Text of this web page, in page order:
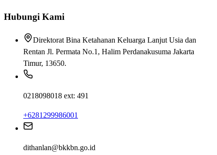
Hubungi Kami
Direktorat Bina Ketahanan Keluarga Lanjut Usia dan
Rentan Jl. Permata No.1, Halim Perdanakusuma Jakarta
Timur, 13650.
0218098018 ext: 491
+6281299986001
dithanlan@bkkbn.go.id